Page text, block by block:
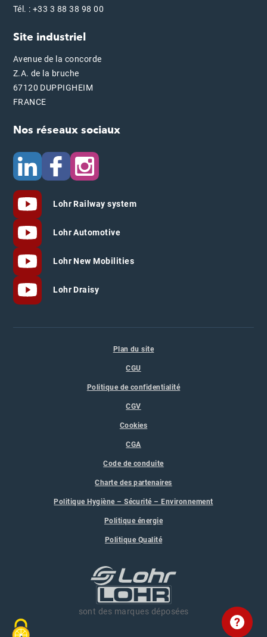
?
Tél. : +33 3 88 38 98 00
Site industriel
Avenue de la concorde
Z.A. de la bruche
67120 DUPPIGHEIM
FRANCE
Nos réseaux sociaux
Lohr Railway system
Lohr Automotive
Lohr New Mobilities
Lohr Draisy
Plan du site
CGU
Politique de confidentialité
CGV
Cookies
CGA
Code de conduite
Charte des partenaires
Politique Hygiène – Sécurité – Environnement
Politique énergie
Politique Qualité
sont des marques déposées